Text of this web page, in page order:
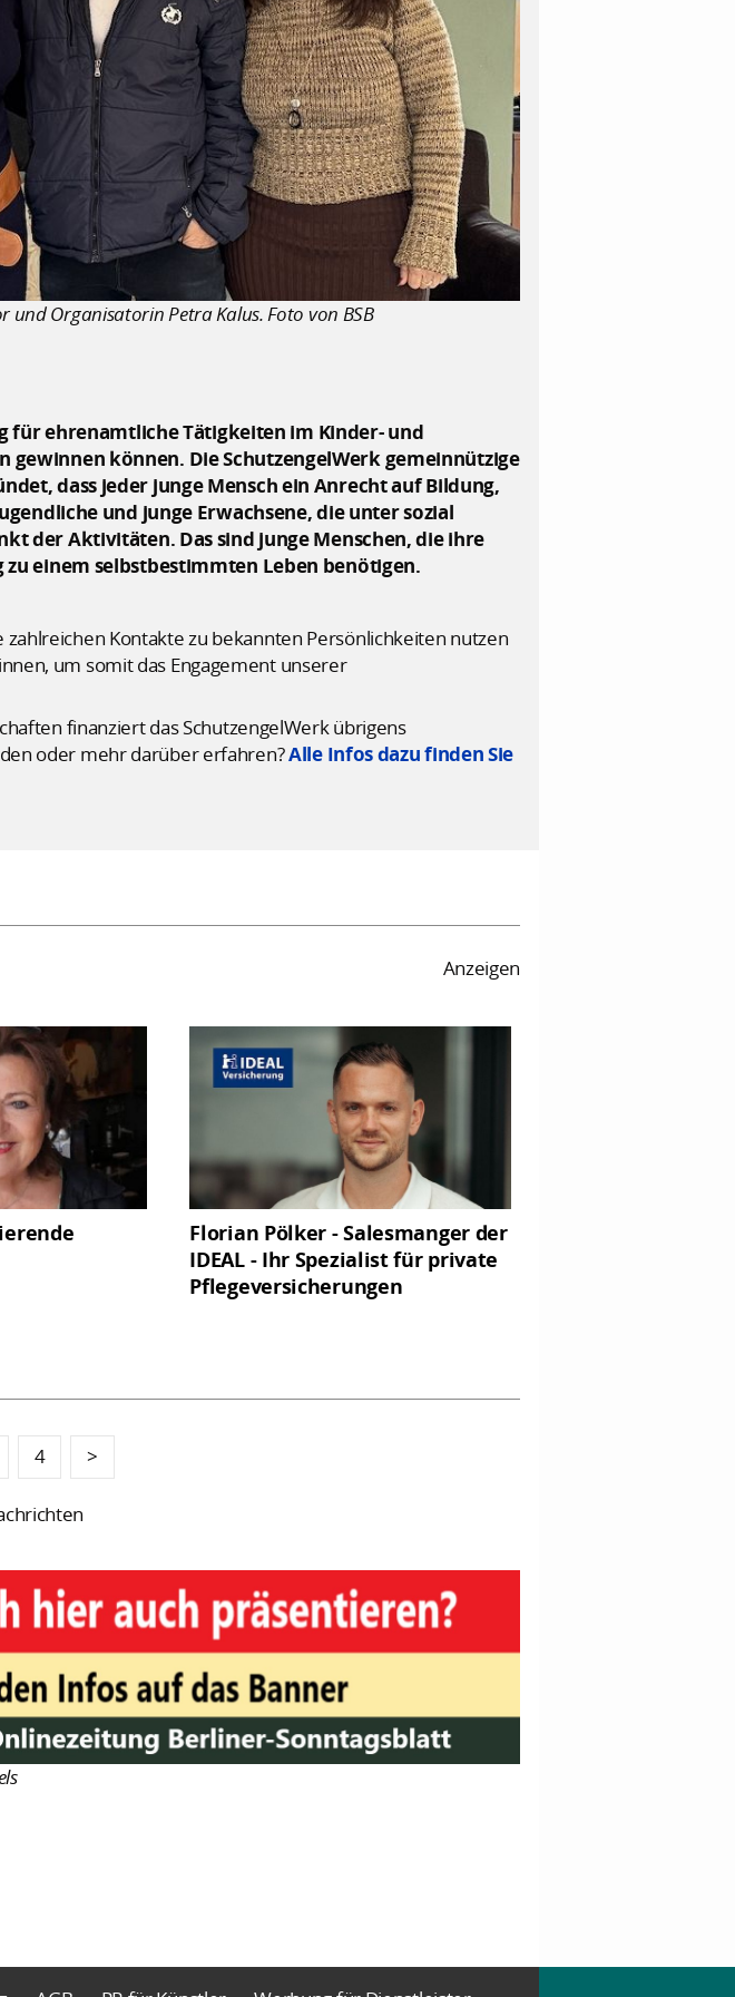
und Organisatorin Petra Kalus. Foto von BSB
für ehrenamtliche Tätigkeiten im Kinder- und
können. Die SchutzengelWerk gemeinnützige
dass jeder junge Mensch ein Anrecht auf Bildung,
und junge Erwachsene, die unter sozial
der Aktivitäten. Das sind junge Menschen, die ihre
einem selbstbestimmten Leben benötigen.
Kontakte zu bekannten Persönlichkeiten nutzen
um somit das Engagement unserer
finanziert das SchutzengelWerk übrigens
oder mehr darüber erfahren?Alle Infos dazu finden Sie
Anzeigen
Florian Pölker - Salesmanger der
IDEAL - Ihr Spezialist für private
Pflegeversicherungen
4 >